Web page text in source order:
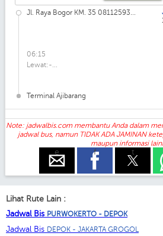
Jl. Raya Bogor KM. 35 08112593...
06:15
Lewat:-...
Terminal Ajibarang
Note: jadwalbis.com membantu Anda dalam
jadwal bus, namun TIDAK ADA JAMINAN
maupun informasi
e f t
Lihat Rute Lain :
Jadwal Bis PURWOKERTO - DEPOK
Jadwal Bis DEPOK - JAKARTA GROGOL